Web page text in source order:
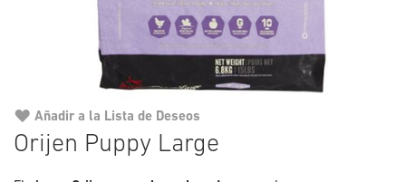
Orijen Puppy Large
Añadir a la Lista de Deseos
al